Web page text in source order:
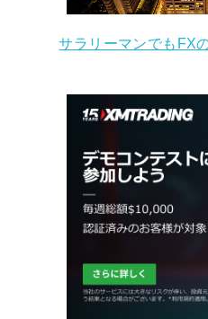
サラリーマンでもFX